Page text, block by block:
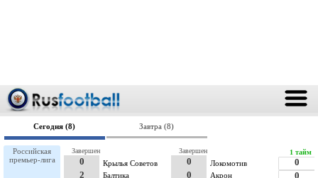
Сегодня (8) Завтра (8)
Российская
премьер-лига
Крылья Советов
0
2
Балтика
Завершен
Локомотив
0
0
Акрон
Завершен
0
0
1 тайм